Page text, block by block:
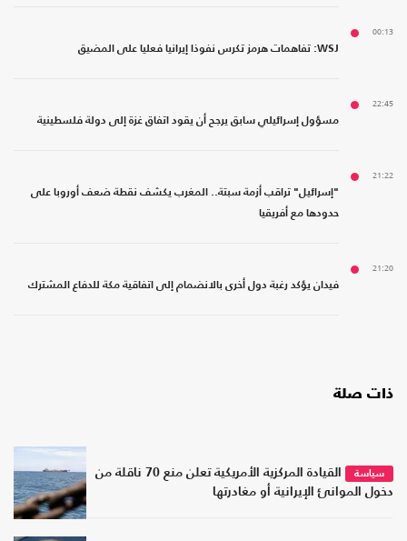
00:13
WSJ: تفاهمات هرمز تكرس نفوذا إيرانيا فعليا على المضيق
22:45
مسؤول إسرائيلي سابق يرجح أن يقود اتفاق غزة إلى دولة فلسطينية
21:22
"إسرائيل" تراقب أزمة سبتة.. المغرب يكشف نقطة ضعف أوروبا على
حدودها مع أفريقيا
21:20
فيدان يؤكد رغبة دول أخرى بالانضمام إلى اتفاقية مكة للدفاع المشترك
ذات صلة
سياسة
القيادة المركزية الأمريكية تعلن منع 70 ناقلة من
دخول الموانئ الإيرانية أو مغادرتها